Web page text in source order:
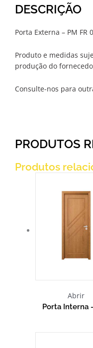
DESCRIÇÃO
Porta Externa – PM FR
Produto e medidas
produção do
Consulte-nos para
PRODUTOS
Produtos
Abrir
Porta Interna